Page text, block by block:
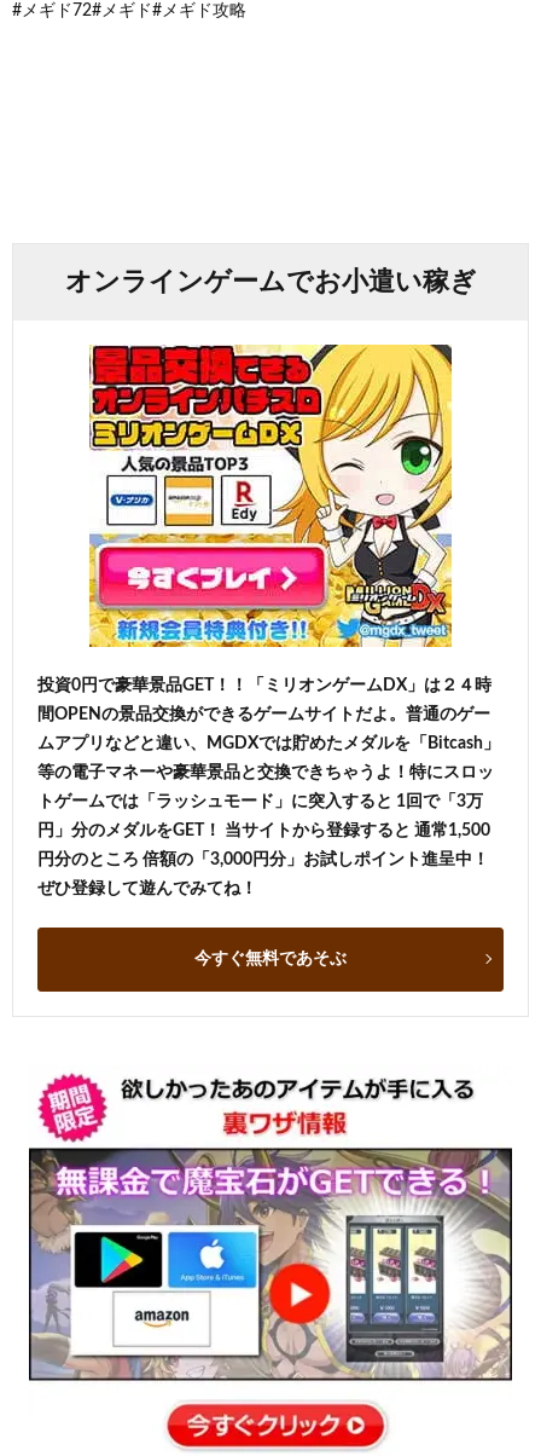
#メギド72#メギド#メギド攻略
オンラインゲームでお小遣い稼ぎ
投資0円で豪華景品GET！！「ミリオンゲームDX」は２４時
間OPENの景品交換ができるゲームサイトだよ。普通のゲー
ムアプリなどと違い、MGDXでは貯めたメダルを「Bitcash」
等の電子マネーや豪華景品と交換できちゃうよ！特にスロッ
トゲームでは「ラッシュモード」に突入すると 1回で「3万
円」分のメダルをGET！ 当サイトから登録すると 通常1,500
円分のところ 倍額の「3,000円分」お試しポイント進呈中！
ぜひ登録して遊んでみてね！
今すぐ無料であそぶ